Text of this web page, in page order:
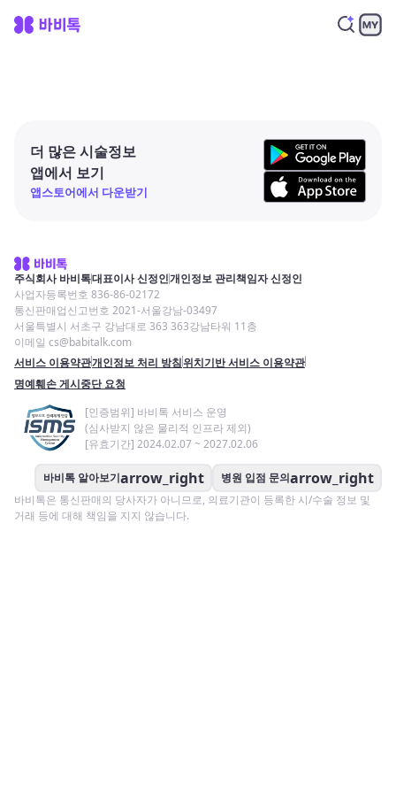
더 많은 시술정보
앱에서 보기
앱스토어에서 다운받기
주식회사 바비톡대표이사 신정인개인정보 관리책임자 신정인
사업자등록번호 836-86-02172
통신판매업신고번호 2021-서울강남-03497
서울특별시 서초구 강남대로 363 363강남타워 11층
이메일 cs@babitalk.com
서비스 이용약관개인정보 처리 방침위치기반 서비스 이용약관
명예훼손 게시중단 요청
[인증범위] 바비톡 서비스 운영
(심사받지 않은 물리적 인프라 제외)
[유효기간] 2024.02.07 ~ 2027.02.06
바비톡 알아보기arrow_right 병원 입점 문의arrow_right
바비톡은 통신판매의 당사자가 아니므로, 의료기관이 등록한 시/수술 정보 및
거래 등에 대해 책임을 지지 않습니다.